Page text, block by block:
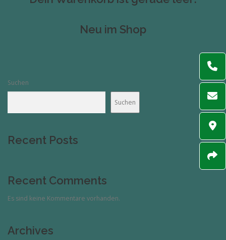
Neu im Shop
Suchen
Suchen
Recent Posts
Recent Comments
Es sind keine Kommentare vorhanden.
Archives